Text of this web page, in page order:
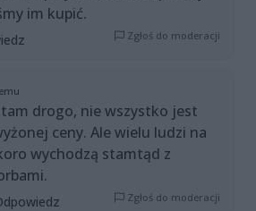
im kupić.
Zgłoś do moderacji
drogo, nie wszystko jest
ceny. Ale wielu ludzi na
wychodzą stamtąd z
Zgłoś do moderacji